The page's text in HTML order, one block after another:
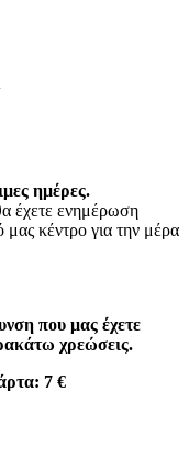
ημέρες.
έχετε ενημέρωση
κέντρο για την μέρα
που μας έχετε
χρεώσεις.
7 €​